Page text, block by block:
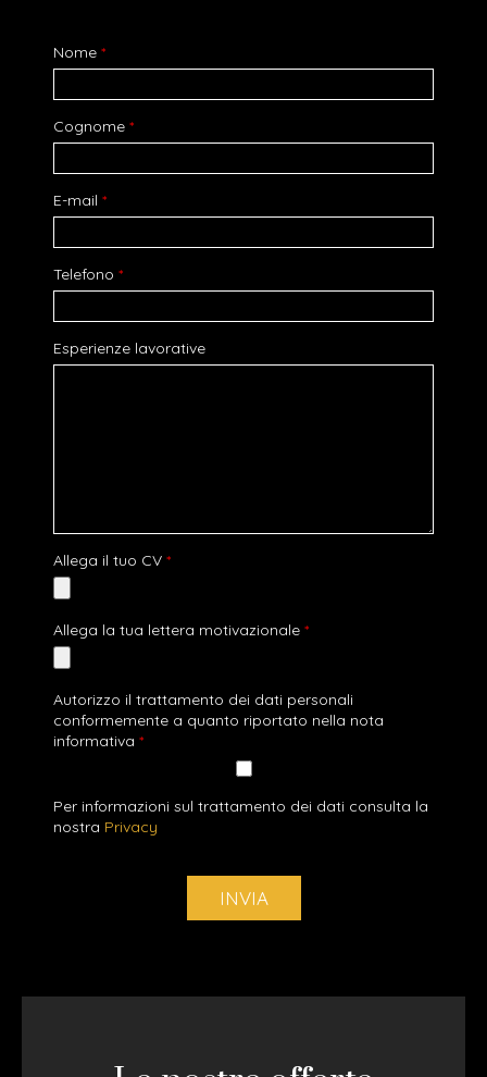
Nome *
Cognome *
E-mail *
Telefono *
Esperienze lavorative
Allega il tuo CV *
Allega la tua lettera motivazionale *
Autorizzo il trattamento dei dati personali
conformemente a quanto riportato nella nota
informativa *
Per informazioni sul trattamento dei dati consulta la
nostra Privacy